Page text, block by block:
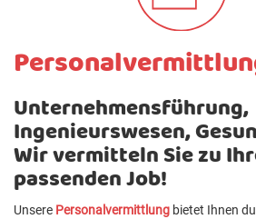
Unternehmensführung,
Ingenieurswesen,
Wir vermitteln Sie zu
passenden Job!
Unsere Personalvermittlung bietet Ihnen